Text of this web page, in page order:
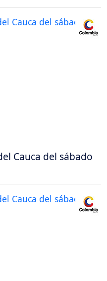
Cauca del sábado